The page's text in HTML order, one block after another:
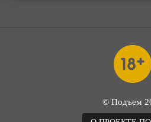
© Подъем